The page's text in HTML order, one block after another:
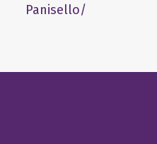
Panisello/